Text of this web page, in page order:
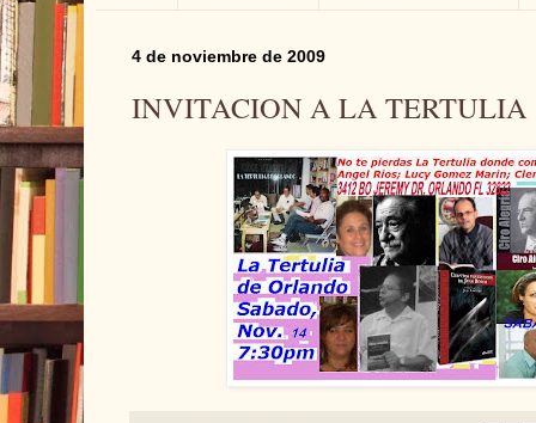
4 de noviembre de 2009
INVITACION A LA TERTULIA